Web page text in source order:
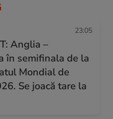
23:05
Anglia –
în semifinala de la
Mondial de
Se joacă tare la